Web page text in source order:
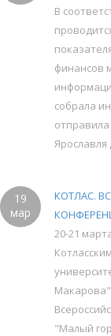
В
финансов
собрала
19
мар
КОТЛАС.
20-21
"Малый